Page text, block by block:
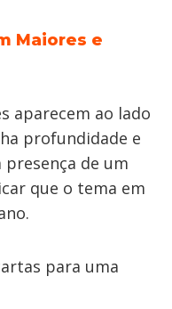
Maiores e
aparecem ao lado
profundidade e
presença de um
que o tema em
para uma